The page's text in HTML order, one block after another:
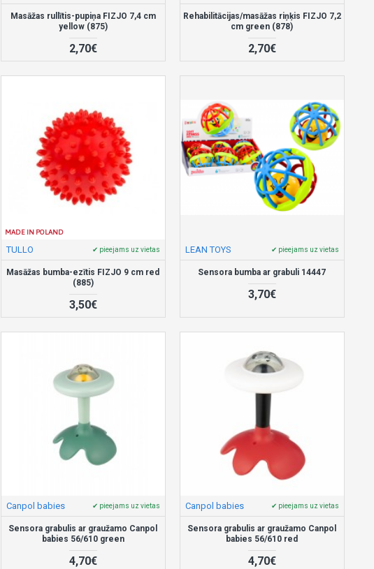
Masāžas rullītis-pupiņa FIZJO 7,4 cm
yellow (875)
2,70€
Rehabilitācijas/masāžas riņķis FIZJO 7,2
cm green (878)
2,70€
MADE IN POLAND
TULLO ✔ pieejams uz vietas
Masāžas bumba-ezītis FIZJO 9 cm red
(885)
3,50€
LEAN TOYS ✔ pieejams uz vietas
Sensora bumba ar grabuli 14447
3,70€
Canpol babies ✔ pieejams uz vietas
Sensora grabulis ar graužamo Canpol
babies 56/610 green
4,70€
Canpol babies ✔ pieejams uz vietas
Sensora grabulis ar graužamo Canpol
babies 56/610 red
4,70€